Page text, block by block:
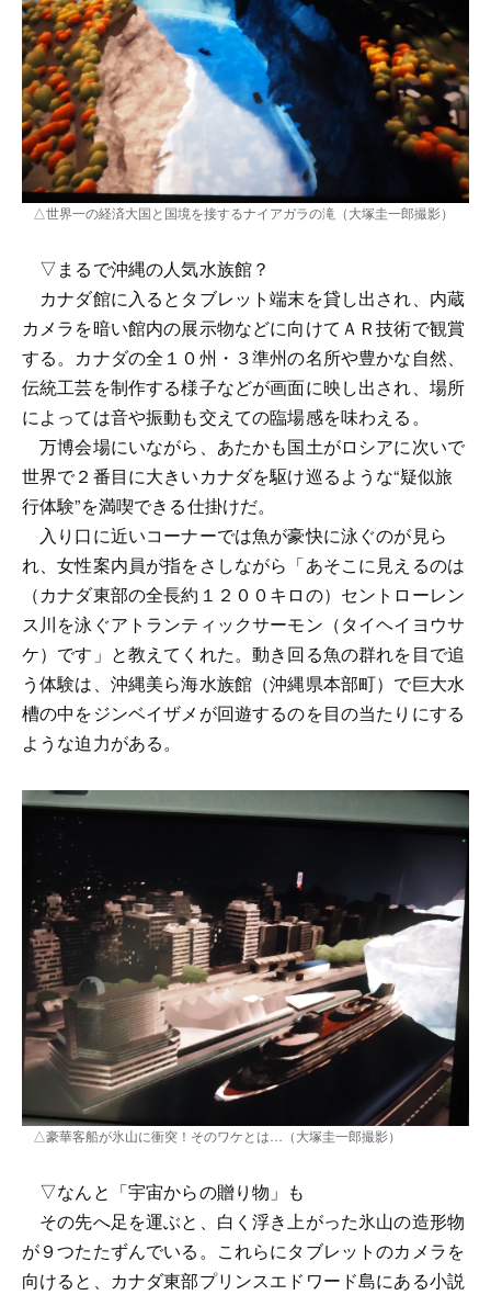
△世界一の経済大国と国境を接するナイアガラの滝（大塚圭一郎撮影）
▽まるで沖縄の人気水族館？
カナダ館に入るとタブレット端末を貸し出され、内蔵
カメラを暗い館内の展示物などに向けてＡＲ技術で観賞
する。カナダの全１０州・３準州の名所や豊かな自然、
伝統工芸を制作する様子などが画面に映し出され、場所
によっては音や振動も交えての臨場感を味わえる。
万博会場にいながら、あたかも国土がロシアに次いで
世界で２番目に大きいカナダを駆け巡るような“疑似旅
行体験”を満喫できる仕掛けだ。
入り口に近いコーナーでは魚が豪快に泳ぐのが見ら
れ、女性案内員が指をさしながら「あそこに見えるのは
（カナダ東部の全長約１２００キロの）セントローレン
ス川を泳ぐアトランティックサーモン（タイヘイヨウサ
ケ）です」と教えてくれた。動き回る魚の群れを目で追
う体験は、沖縄美ら海水族館（沖縄県本部町）で巨大水
槽の中をジンベイザメが回遊するのを目の当たりにする
ような迫力がある。
△豪華客船が氷山に衝突！そのワケとは…（大塚圭一郎撮影）
▽なんと「宇宙からの贈り物」も
その先へ足を運ぶと、白く浮き上がった氷山の造形物
が９つたたずんでいる。これらにタブレットのカメラを
向けると、カナダ東部プリンスエドワード島にある小説